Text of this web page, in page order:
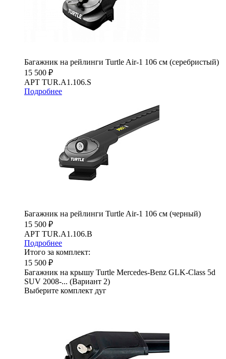
Багажник на рейлинги Turtle Air-1 106 см (серебристый)
15 500 ₽
АРТ TUR.A1.106.S
Подробнее
Багажник на рейлинги Turtle Air-1 106 см (черный)
15 500 ₽
АРТ TUR.A1.106.B
Подробнее
Итого за комплект:
15 500 ₽
Багажник на крышу Turtle Mercedes-Benz GLK-Class 5d
SUV 2008-... (Вариант 2)
Выберите комплект дуг